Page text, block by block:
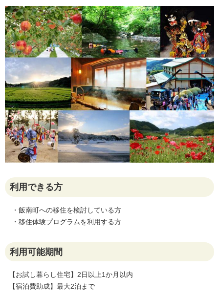
利用できる方
・飯南町への移住を検討している方
・移住体験プログラムを利用する方
利用可能期間
【お試し暮らし住宅】2日以上1か月以内
【宿泊費助成】最大2泊まで